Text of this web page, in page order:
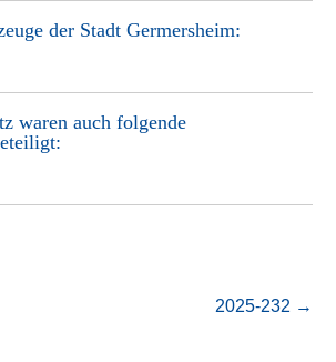
der Stadt Germersheim:
waren auch folgende
2025-232 →